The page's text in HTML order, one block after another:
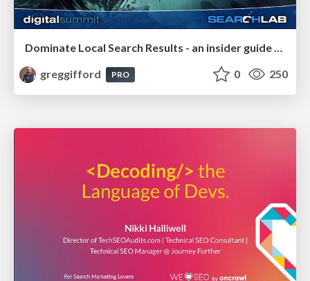
Dominate Local Search Results - an insider guide to GBP, reviews, and Local SEO
greggifford
PRO 0 250